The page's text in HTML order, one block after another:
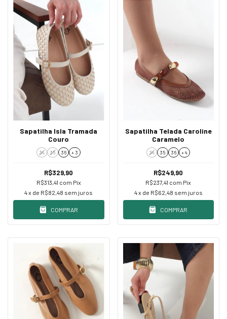
Sapatilha Isla Tramada
Couro
34 35 36 + 3
R$329,90
R$313,41 com Pix
4x de R$82,48 sem juros
COMPRAR
Sapatilha Telada Caroline
Caramelo
34 35 36 + 4
R$249,90
R$237,41 com Pix
4x de R$62,48 sem juros
COMPRAR